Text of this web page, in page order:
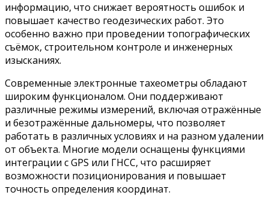
информацию, что снижает вероятность ошибок и
повышает качество геодезических работ. Это
особенно важно при проведении топографических
съёмок, строительном контроле и инженерных
изысканиях.
Современные электронные тахеометры обладают
широким функционалом. Они поддерживают
различные режимы измерений, включая отражённые
и безотражённые дальномеры, что позволяет
работать в различных условиях и на разном удалении
от объекта. Многие модели оснащены функциями
интеграции с GPS или ГНСС, что расширяет
возможности позиционирования и повышает
точность определения координат.